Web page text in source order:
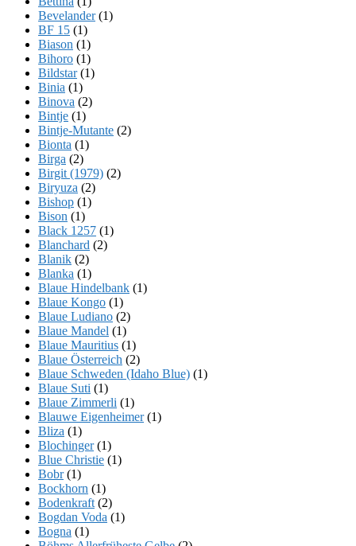
Bevelander(1)
BF 15 (1)
Biason (1)
Bihoro (1)
Bildstar(1)
Binia (1)
Binova (2)
Bintje (1)
Bintje-Mutante (2)
Bionta (1)
Birga (2)
Birgit (1979) (2)
Biryuza (2)
Bishop (1)
Bison (1)
Black 1257 (1)
Blanchard (2)
Blanik (2)
Blanka (1)
Blaue Hindelbank (1)
Blaue Kongo (1)
Blaue Ludiano (2)
Blaue Mandel (1)
Blaue Mauritius (1)
Blaue Österreich (2)
Blaue Schweden (Idaho Blue) (1)
Blaue Suti (1)
Blaue Zimmerli (1)
Blauwe Eigenheimer(1)
Bliza (1)
Blochinger(1)
Blue Christie (1)
Bobr(1)
Bockhorn (1)
Bodenkraft (2)
Bogdan Voda (1)
Bogna (1)